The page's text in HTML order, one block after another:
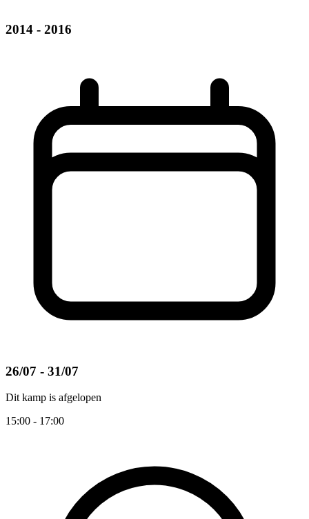
2014 - 2016
26/07 - 31/07
Dit kamp is afgelopen
15:00 - 17:00